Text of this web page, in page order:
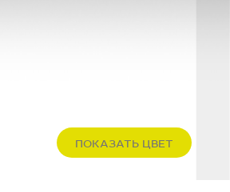
ПОКАЗАТЬ ЦВЕТ